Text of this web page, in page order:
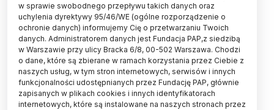
Badaczki z Politechniki Łódzkiej
stworzyły jadalne opakowania z
wytłoków oliwek
11.07.2023
aktualizacja: 11.07.2023
2 minuty czytania
w sprawie swobodnego przepływu takich danych oraz
uchylenia dyrektywy 95/46/WE (ogólne rozporządzenie o
ochronie danych) informujemy Cię o przetwarzaniu Twoich
danych. Administratorem danych jest Fundacja PAP,z siedzibą
w Warszawie przy ulicy Bracka 6/8, 00-502 Warszawa. Chodzi
o dane, które są zbierane w ramach korzystania przez Ciebie z
naszych usług, w tym stron internetowych, serwisów i innych
funkcjonalności udostępnianych przez Fundację PAP, głównie
zapisanych w plikach cookies i innych identyfikatorach
internetowych, które są instalowane na naszych stronach przez